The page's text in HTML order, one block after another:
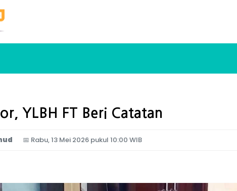
YLBH FT Beri Catatan
📅 Rabu, 13 Mei 2026 pukul 10:00 WIB